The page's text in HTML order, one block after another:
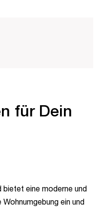
für Dein
eine moderne und
ein und